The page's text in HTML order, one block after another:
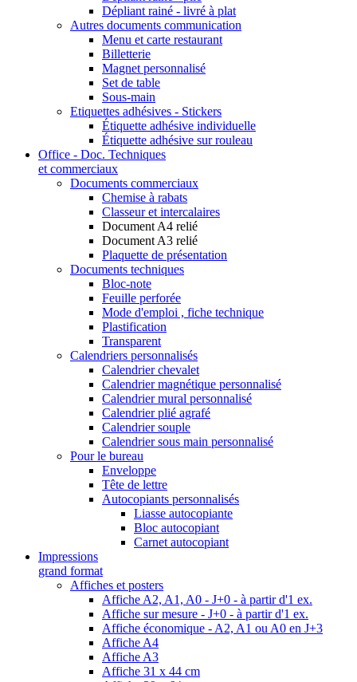
Dépliant rainé - livré à plat
Autres documents communication
Menu et carte restaurant
Billetterie
Magnet personnalisé
Set de table
Sous-main
Etiquettes adhésives - Stickers
Étiquette adhésive individuelle
Étiquette adhésive sur rouleau
Office - Doc. Techniques
et commerciaux
Documents commerciaux
Chemise à rabats
Classeur et intercalaires
Document A4 relié
Document A3 relié
Plaquette de présentation
Documents techniques
Bloc-note
Feuille perforée
Mode d'emploi , fiche technique
Plastification
Transparent
Calendriers personnalisés
Calendrier chevalet
Calendrier magnétique personnalisé
Calendrier mural personnalisé
Calendrier plié agrafé
Calendrier souple
Calendrier sous main personnalisé
Pour le bureau
Enveloppe
Tête de lettre
Autocopiants personnalisés
Liasse autocopiante
Bloc autocopiant
Carnet autocopiant
Impressions
grand format
Affiches et posters
Affiche A2, A1, A0 - J+0 - à partir d'1 ex.
Affiche sur mesure - J+0 - à partir d'1 ex.
Affiche économique - A2, A1 ou A0 en J+3
Affiche A4
Affiche A3
Affiche 31 x 44 cm